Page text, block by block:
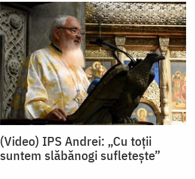
(Video) IPS Andrei: „Cu toții
suntem slăbănogi sufletește”